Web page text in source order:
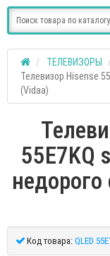
ТЕЛЕВИЗОРЫ
Телевизор Hisense
(Vidaa)
55E7KQ
недорого
Код товара: QLED